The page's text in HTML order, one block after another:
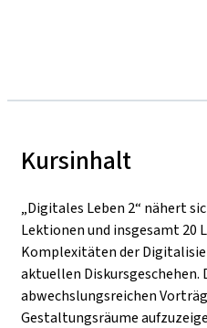
Kursinhalt
„Digitales Leben 2“ nähert
Lektionen und insgesamt 20
Komplexitäten der
aktuellen Diskursgeschehen.
abwechslungsreichen
Gestaltungsräume